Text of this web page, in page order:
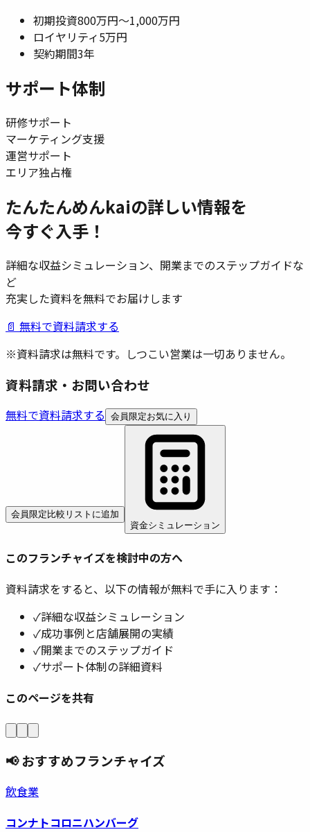
初期投資800万円〜1,000万円
ロイヤリティ5万円
契約期間3年
サポート体制
研修サポート
マーケティング支援
運営サポート
エリア独占権
たんたんめんkaiの詳しい情報を
今すぐ入手！
詳細な収益シミュレーション、開業までのステップガイドな
ど
充実した資料を無料でお届けします
📄 無料で資料請求する
※資料請求は無料です。しつこい営業は一切ありません。
資料請求・お問い合わせ
無料で資料請求する 会員限定お気に入り
会員限定 比較リストに追加
資金シミュレーション
このフランチャイズを検討中の方へ
資料請求をすると、以下の情報が無料で手に入ります：
✓詳細な収益シミュレーション
✓成功事例と店舗展開の実績
✓開業までのステップガイド
✓サポート体制の詳細資料
このページを共有
📢 おすすめフランチャイズ
飲食業
コンナトコロニハンバーグ